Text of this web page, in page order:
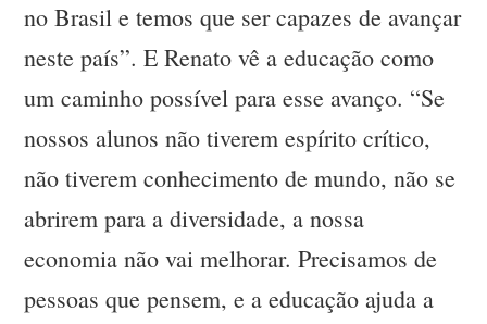
no Brasil e temos que ser capazes de avançar
neste país”. E Renato vê a educação como
um caminho possível para esse avanço. “Se
nossos alunos não tiverem espírito crítico,
não tiverem conhecimento de mundo, não se
abrirem para a diversidade, a nossa
economia não vai melhorar. Precisamos de
pessoas que pensem, e a educação ajuda a